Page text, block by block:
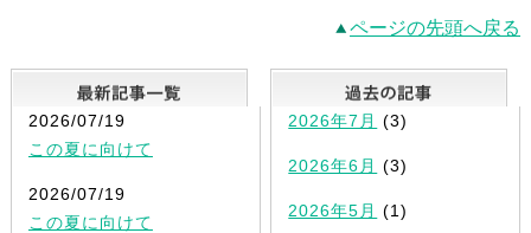
ページの先頭へ戻る
最新記事一覧
2026/07/19
この夏に向けて
2026/07/19
この夏に向けて
2026年7月 (3)
2026年6月 (3)
2026年5月 (1)